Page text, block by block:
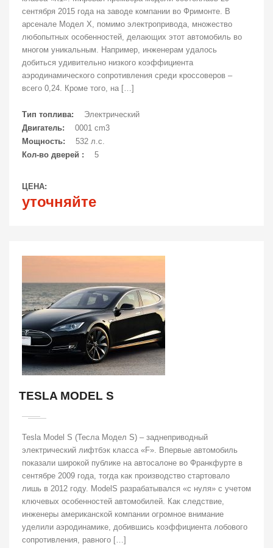
сентября 2015 года на заводе компании во Фримонте. В
арсенале Модел X, помимо электропривода, множество
любопытных особенностей, делающих этот автомобиль во
многом уникальным. Например, инженерам удалось
добиться удивительно низкого коэффициента
аэродинамического сопротивления среди кроссоверов –
всего 0,24. Кроме того, на […]
Тип топлива:
Электрический
Двигатель:
0001 cm3
Мощность:
532 л.с.
Кол-во дверей :
5
ЦЕНА:
уточняйте
TESLA MODEL S
Tesla Model S (Тесла Модел S) – заднеприводный
электрический лифтбэк класса «F». Впервые автомобиль
показали широкой публике на автосалоне во Франкфурте в
сентябре 2009 года, тогда как производство стартовало
лишь в 2012 году. ModelS разрабатывался «с нуля» с учетом
ключевых особенностей автомобилей. Как следствие,
инженеры американской компании огромное внимание
уделили аэродинамике, добившись коэффициента лобового
сопротивления, равного […]